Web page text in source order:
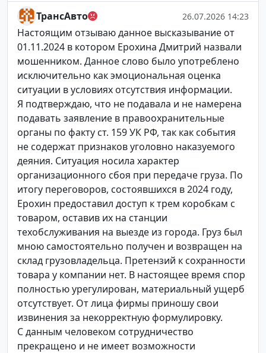
ТрансАвто 26.07.2026 14:23
Настоящим отзываю данное высказывание от
01.11.2024 в котором Ерохина Дмитрий назвали
мошенником. Данное слово было употреблено
исключительно как эмоциональная оценка
ситуации в условиях отсутствия информации.
Я подтверждаю, что не подавала и не намерена
подавать заявление в правоохранительные
органы по факту ст. 159 УК РФ, так как события
не содержат признаков уголовно наказуемого
деяния. Ситуация носила характер
организационного сбоя при передаче груза. По
итогу переговоров, состоявшихся в 2024 году,
Ерохин предоставил доступ к трем коробкам с
товаром, оставив их на станции
техобслуживания на выезде из города. Груз был
мною самостоятельно получен и возвращен на
склад грузовладельца. Претензий к сохранности
товара у компании нет. В настоящее время спор
полностью урегулирован, материальный ущерб
отсутствует. От лица фирмы приношу свои
извинения за некорректную формулировку.
С данным человеком сотрудничество
прекращено и не имеет возможности